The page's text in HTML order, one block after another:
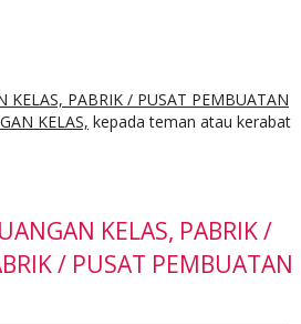
KELAS, PABRIK / PUSAT PEMBUATAN
KELAS, kepada teman atau kerabat
KELAS, PABRIK /
/ PUSAT PEMBUATAN